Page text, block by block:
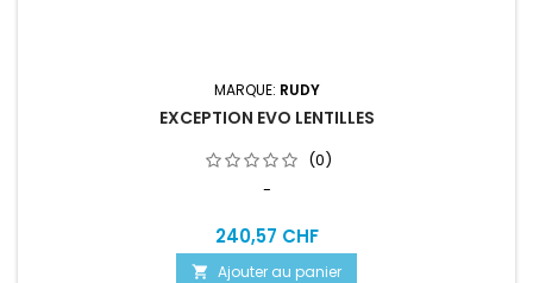
MARQUE: RUDY
EXCEPTION EVO LENTILLES
(0)
-
240,57 CHF
 Ajouter au panier